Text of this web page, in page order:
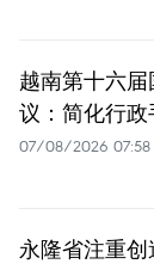
越南第十六
议：简化行
07/08/2026 07:58
永隆省注重